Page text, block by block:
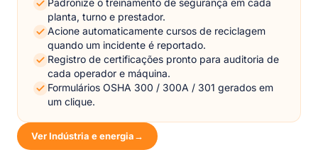
planta, turno e prestador.
Acione automaticamente cursos de reciclagem
quando um incidente é reportado.
Registro de certificações pronto para auditoria de
cada operador e máquina.
Formulários OSHA 300 / 300A / 301 gerados em
um clique.
Ver Indústria e energia→